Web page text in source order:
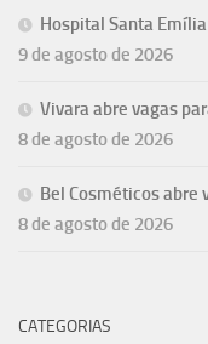
Hospital Santa
9 de agosto de 2026
Vivara abre vagas
8 de agosto de 2026
Bel Cosméticos
8 de agosto de 2026
CATEGORIAS